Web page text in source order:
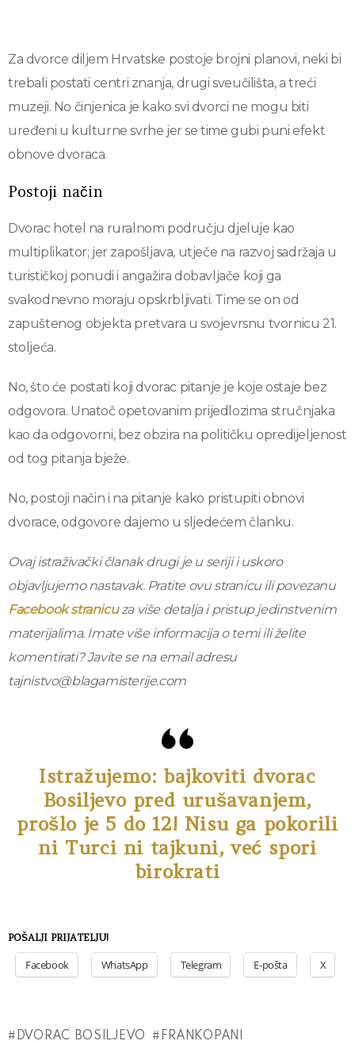
Za dvorce diljem Hrvatske postoje brojni planovi, neki bi
trebali postati centri znanja, drugi sveučilišta, a treći
muzeji. No činjenica je kako svi dvorci ne mogu biti
uređeni u kulturne svrhe jer se time gubi puni efekt
obnove dvoraca.
Postoji način
Dvorac hotel na ruralnom području djeluje kao
multiplikator; jer zapošljava, utječe na razvoj sadržaja u
turističkoj ponudi i angažira dobavljače koji ga
svakodnevno moraju opskrbljivati. Time se on od
zapuštenog objekta pretvara u svojevrsnu tvornicu 21.
stoljeća.
No, što će postati koji dvorac pitanje je koje ostaje bez
odgovora. Unatoč opetovanim prijedlozima stručnjaka
kao da odgovorni, bez obzira na političku opredijeljenost
od tog pitanja bježe.
No, postoji način i na pitanje kako pristupiti obnovi
dvorace, odgovore dajemo u sljedećem članku.
Ovaj istraživački članak drugi je u seriji i uskoro
objavljujemo nastavak. Pratite ovu stranicu ili povezanu
Facebook stranicuza više detalja i pristup jedinstvenim
materijalima. Imate više informacija o temi ili želite
komentirati? Javite se na email adresu
tajnistvo@blagamisterije.com
Istražujemo: bajkoviti dvorac
Bosiljevo pred urušavanjem,
prošlo je 5 do 12! Nisu ga pokorili
ni Turci ni tajkuni, već spori
birokrati
POŠALJI PRIJATELJU!
Facebook WhatsApp Telegram E-pošta X
DVORAC BOSILJEVO
FRANKOPANI